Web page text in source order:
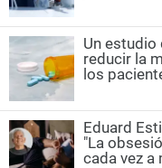
Un estudio
reducir la
los
Eduard
"La
cada vez a